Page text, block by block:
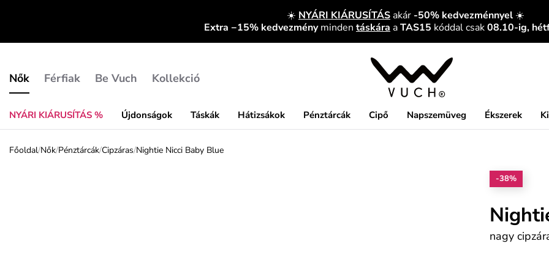
☀️ NYÁRI KIÁRUSÍTÁSakár -50% kedvezménnyel ☀️
Extra −15% kedvezményminden táskára aTAS15 kóddal csak08.10-ig,
Nők
NYÁRI KIÁRUSÍTÁS % Újdonságok Táskák Hátizsákok Pénztárcák Cipő Napszemüveg Ékszerek
Férfiak Be Vuch Kollekció
Főoldal/Nők/Pénztárcák/Cipzáras/Nightie Nicci Baby Blue
-38%
nagy